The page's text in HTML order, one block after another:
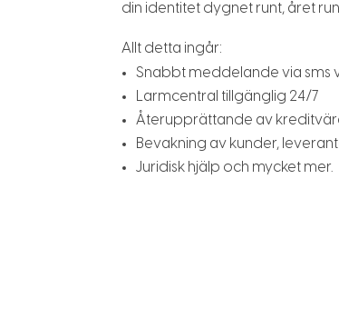
din identitet dygnet runt, året
Allt detta ingår:
Snabbt meddelande via sms
Larmcentral tillgänglig 24/7
Återupprättande av
Bevakning av kunder,
Juridisk hjälp och mycket mer.